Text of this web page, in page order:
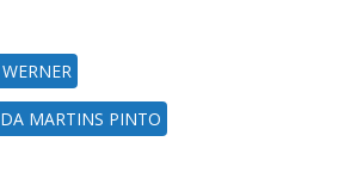
MARTINS PINTO